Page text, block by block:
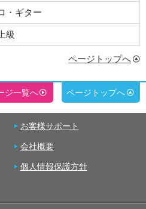
・ギター
級
ページトップへ
ジ一覧へ ページトップへ
お客様サポート
会社概要
個人情報保護方針